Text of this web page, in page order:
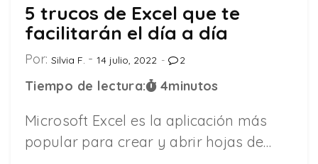
5 trucos de Excel que te
facilitarán el día a día
Por: Silvia F. 14 julio, 2022 2
Tiempo de lectura: 4minutos
Microsoft Excel es la aplicación más
popular para crear y abrir hojas de…